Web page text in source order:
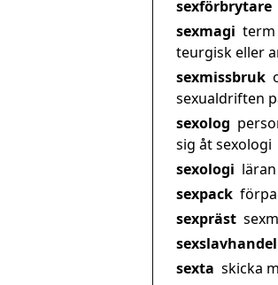
sexförbrytare
sexmagi term
teurgisk eller
sexmissbruk
sexualdriften
sexolog
sig åt sexologi
sexologi
sexpack
sexpräst
sexslavhandel
sexta skicka